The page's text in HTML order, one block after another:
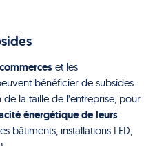
commerceset les
bénéficier de subsides
la taille de l’entreprise, pour
énergétique de leurs
bâtiments, installations LED,